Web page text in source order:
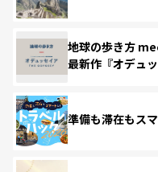
地球の歩き方
最新作『オデュッ
準備も滞在もス